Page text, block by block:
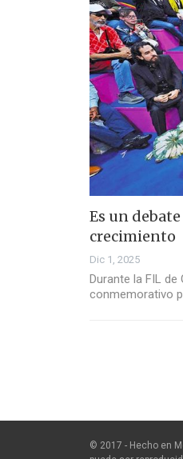
Es un
crecimiento
Dic 1, 2025
Durante la FIL
conmemorativo
© 2017 - Hecho en